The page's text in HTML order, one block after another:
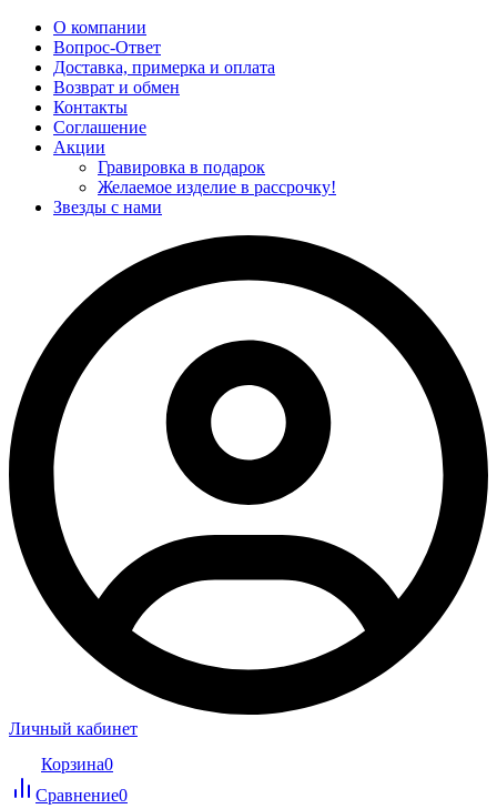
О компании
Вопрос-Ответ
Доставка, примерка и оплата
Возврат и обмен
Контакты
Соглашение
Акции
Гравировка в подарок
Желаемое изделие в рассрочку!
Звезды с нами
Личный кабинет
Корзина0
Сравнение0